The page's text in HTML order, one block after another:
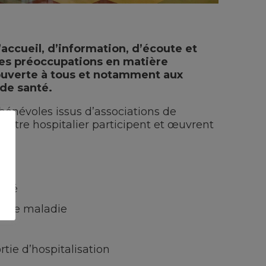
d’information, d’écoute et
préoccupations en matière
à tous et notamment aux
santé.
issus d’associations de
hospitalier participent et œuvrent
maladie
d’hospitalisation